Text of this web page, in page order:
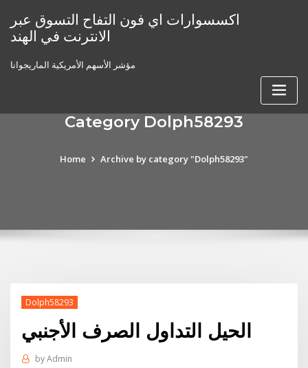
content
اكسسوارات اي فون التفاح التسوق عبر
الانترنت في الهند
مؤشر الأسهم الأمريكية الماريجوانا
Category Dolph58293
Home Archive by category "Dolph58293"
Dolph58293
الحيل التداول الصرف الأجنبي
byAdmin